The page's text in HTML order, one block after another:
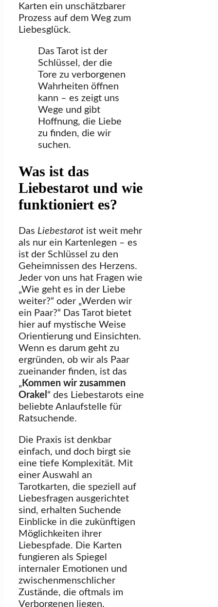
Karten ein unschätzbarer
Prozess auf dem Weg zum
Liebesglück.
Das Tarot ist der
Schlüssel, der die
Tore zu verborgenen
Wahrheiten öffnen
kann – es zeigt uns
Wege und gibt
Hoffnung, die Liebe
zu finden, die wir
suchen.
Was ist das
Liebestarot und wie
funktioniert es?
Das Liebestarot ist weit mehr
als nur ein Kartenlegen – es
ist der Schlüssel zu den
Geheimnissen des Herzens.
Jeder von uns hat Fragen wie
„Wie geht es in der Liebe
weiter?“ oder „Werden wir
ein Paar?“ Das Tarot bietet
hier auf mystische Weise
Orientierung und Einsichten.
Wenn es darum geht zu
ergründen, ob wir als Paar
zueinander finden, ist das
„ Kommen wir zusammen
Orakel “ des Liebestarots eine
beliebte Anlaufstelle für
Ratsuchende.
Die Praxis ist denkbar
einfach, und doch birgt sie
eine tiefe Komplexität. Mit
einer Auswahl an
Tarotkarten, die speziell auf
Liebesfragen ausgerichtet
sind, erhalten Suchende
Einblicke in die zukünftigen
Möglichkeiten ihrer
Liebespfade. Die Karten
fungieren als Spiegel
internaler Emotionen und
zwischenmenschlicher
Zustände, die oftmals im
Verborgenen liegen.